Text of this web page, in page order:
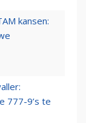
kansen:
777-9’s te